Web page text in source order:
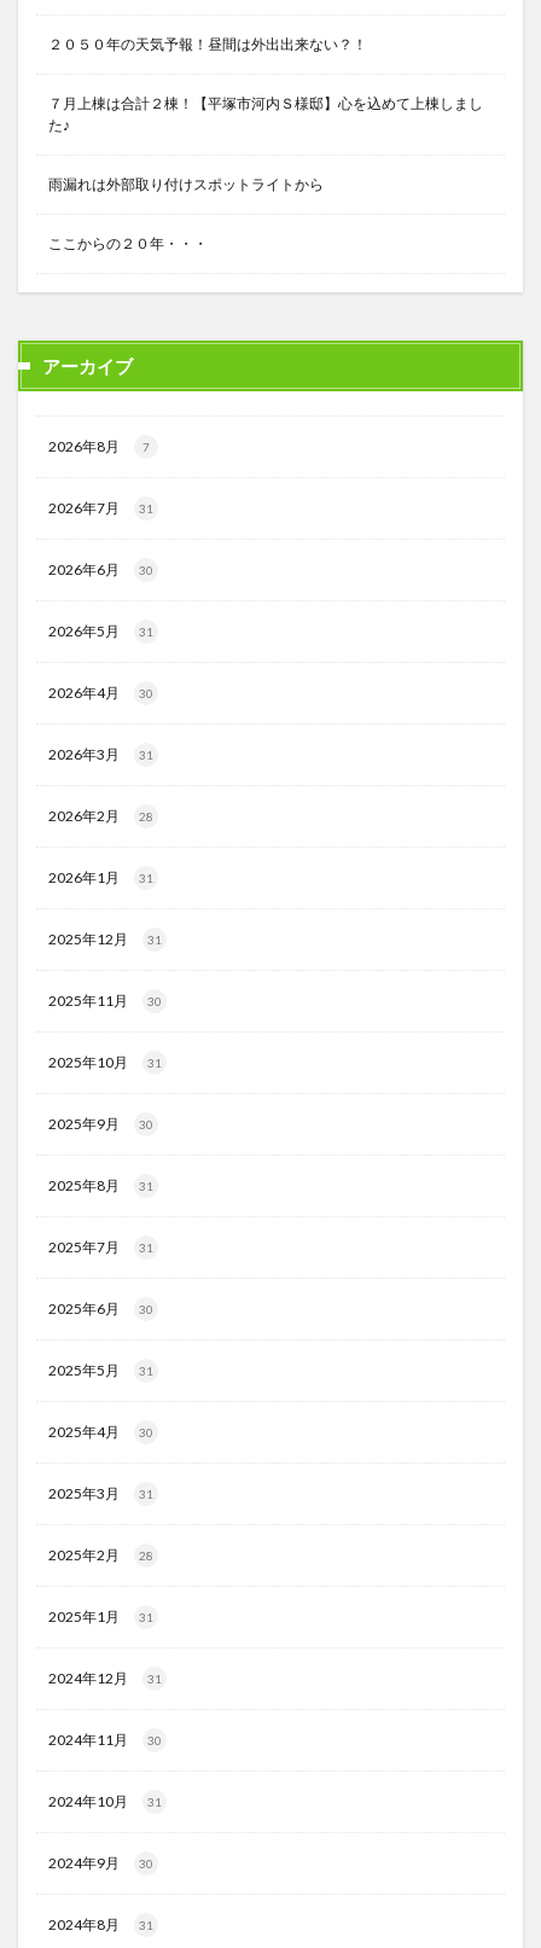
２０５０年の天気予報！昼間は外出出来ない？！
７月上棟は合計２棟！【平塚市河内Ｓ様邸】心を込めて上棟しまし
た♪
雨漏れは外部取り付けスポットライトから
ここからの２０年・・・
アーカイブ
2026年8月 7
2026年7月 31
2026年6月 30
2026年5月 31
2026年4月 30
2026年3月 31
2026年2月 28
2026年1月 31
2025年12月 31
2025年11月 30
2025年10月 31
2025年9月 30
2025年8月 31
2025年7月 31
2025年6月 30
2025年5月 31
2025年4月 30
2025年3月 31
2025年2月 28
2025年1月 31
2024年12月 31
2024年11月 30
2024年10月 31
2024年9月 30
2024年8月 31